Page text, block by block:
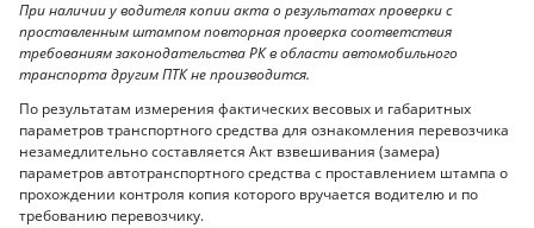
При наличии у водителя копии акта о результатах проверки с
проставленным штампом повторная проверка соответствия
требованиям законодательства РК в области автомобильного
транспорта другим ПТК не производится.
По результатам измерения фактических весовых и габаритных
параметров транспортного средства для ознакомления перевозчика
незамедлительно составляется Акт взвешивания (замера)
параметров автотранспортного средства с проставлением штампа о
прохождении контроля копия которого вручается водителю и по
требованию перевозчику.